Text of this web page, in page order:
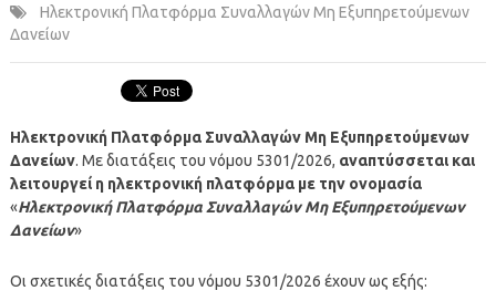
Ηλεκτρονική Πλατφόρμα Συναλλαγών Μη Εξυπηρετούμενων
Δανείων
Ηλεκτρονική Πλατφόρμα Συναλλαγών Μη Εξυπηρετούμενων
Δανείων. Με διατάξεις του νόμου 5301/2026, αναπτύσσεται και
λειτουργεί η ηλεκτρονική πλατφόρμα με την ονομασία
«Ηλεκτρονική Πλατφόρμα Συναλλαγών Μη Εξυπηρετούμενων
Δανείων»
Οι σχετικές διατάξεις του νόμου 5301/2026 έχουν ως εξής: